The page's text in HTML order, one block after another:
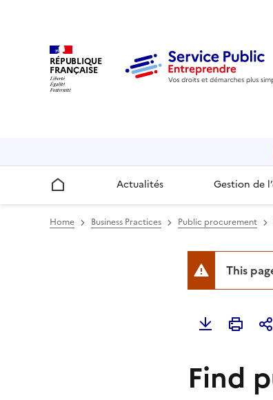
RÉPUBLIQUE
FRANÇAISE
Accueil Actualités Gestion de
Home Business Practices Public procurement
This
Find